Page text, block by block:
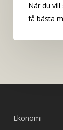
När du
få bästa
Ekonomi